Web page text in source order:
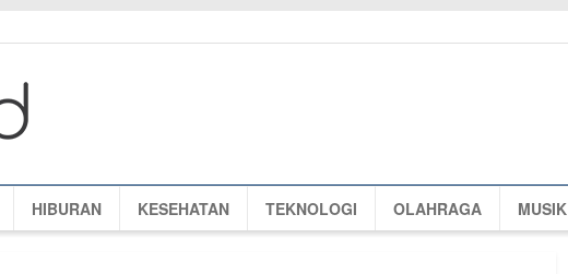
HIBURAN KESEHATAN TEKNOLOGI OLAHRAGA MUSIK